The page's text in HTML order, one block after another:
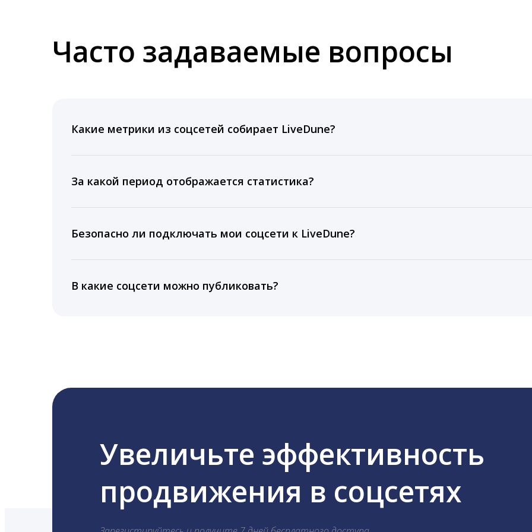
Часто задаваемые вопросы
Какие метрики из соцсетей собирает LiveDune?
время для публикации, показываем лучшие посты и присылаем автоматические отчеты с
За какой период отображается статистика?
подключении тарифа Блогер. При оплате тарифа Бизнес отображаются сведения за 3 года, а
5 лет.
Безопасно ли подключать мои соцсети к LiveDune?
информацию третьим лицам.
В какие соцсети можно публиковать?
Увеличьте эффективность
продвижения в соцсетях